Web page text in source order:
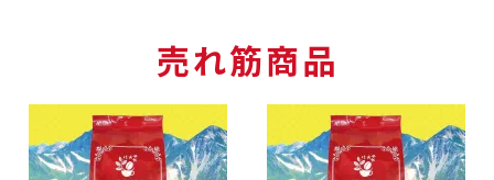
売れ筋商品